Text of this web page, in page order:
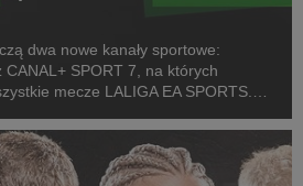
dwa nowe kanały sportowe:
CANAL+ SPORT 7, na których
mecze LALIGA EA SPORTS.
2026/27 ligi hiszpańskiej, po formaln...